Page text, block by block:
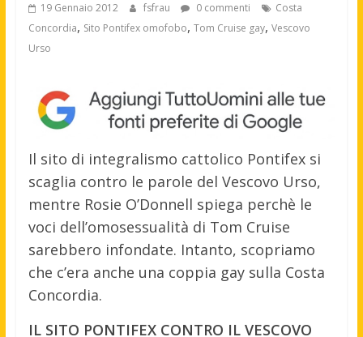
19 Gennaio 2012 fsfrau 0 commenti
Costa
Concordia, Sito Pontifex omofobo, Tom Cruise gay, Vescovo
Urso
Il sito di integralismo cattolico Pontifex si
scaglia contro le parole del Vescovo Urso,
mentre Rosie O’Donnell spiega perchè le
voci dell’omosessualità di Tom Cruise
sarebbero infondate. Intanto, scopriamo
che c’era anche una coppia gay sulla Costa
Concordia.
IL SITO PONTIFEX CONTRO IL VESCOVO